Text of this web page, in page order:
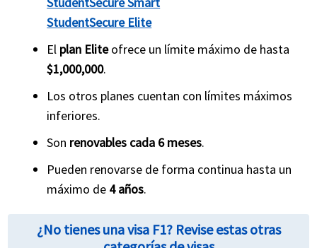
StudentSecure Elite
El plan Eliteofrece un límite máximo de hasta
$1,000,000.
Los otros planes cuentan con límites máximos
inferiores.
Son renovables cada 6 meses.
Pueden renovarse de forma continua hasta un
máximo de 4 años.
¿No tienes una visa F1? Revise estas otras